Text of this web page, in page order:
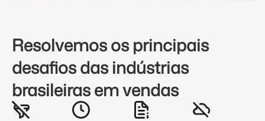
Resolvemos os principais
desafios das indústrias
brasileiras em vendas